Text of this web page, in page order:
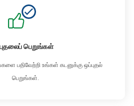
பெறுங்கள்
பதிவேற்றி உங்கள் கடனுக்கு ஒப்புதல்
பெறுங்கள்.